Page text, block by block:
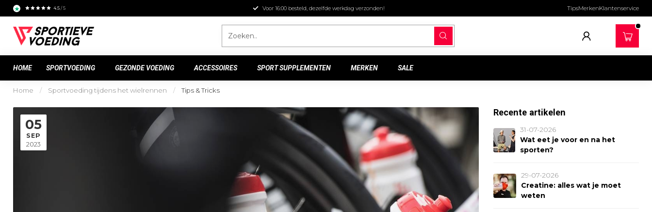
4.5/ 5 Voor 16:00 besteld, dezelfde werkdag verzonden! TipsMerkenKlantenservice
HOME SPORTVOEDING GEZONDE VOEDING ACCESSOIRES SPORT SUPPLEMENTEN MERKEN SALE
Home / Sportvoeding tijdens het wielrennen / Tips & Tricks
05
SEP
2023
Recente artikelen
31-07-2026
Wat eet je voor en na het
sporten?
29-07-2026
Creatine: alles wat je moet
weten